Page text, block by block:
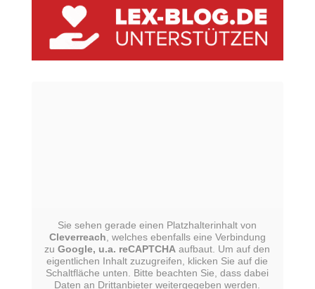
Sie sehen gerade einen Platzhalterinhalt von
Cleverreach , welches ebenfalls eine Verbindung
zuGoogle, u.a. reCAPTCHA aufbaut. Um auf den
eigentlichen Inhalt zuzugreifen, klicken Sie auf die
Schaltfläche unten. Bitte beachten Sie, dass dabei
Daten an Drittanbieter weitergegeben werden.